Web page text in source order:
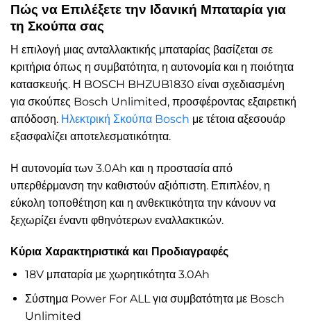
Πώς να Επιλέξετε την Ιδανική Μπαταρία για
τη Σκούπα σας
Η επιλογή μιας ανταλλακτικής μπαταρίας βασίζεται σε
κριτήρια όπως η συμβατότητα, η αυτονομία και η ποιότητα
κατασκευής. Η BOSCH BHZUB1830 είναι σχεδιασμένη
για σκούπες Bosch Unlimited, προσφέροντας εξαιρετική
απόδοση. Ηλεκτρική Σκούπα Bosch με τέτοια αξεσουάρ
εξασφαλίζει αποτελεσματικότητα.
Η αυτονομία των 3.0Ah και η προστασία από
υπερθέρμανση την καθιστούν αξιόπιστη. Επιπλέον, η
εύκολη τοποθέτηση και η ανθεκτικότητα την κάνουν να
ξεχωρίζει έναντι φθηνότερων εναλλακτικών.
Κύρια Χαρακτηριστικά και Προδιαγραφές
18V μπαταρία με χωρητικότητα 3.0Ah
Σύστημα Power For ALL για συμβατότητα με Bosch
Unlimited